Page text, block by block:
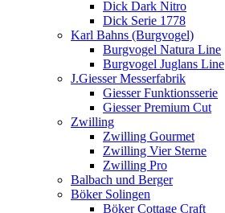
Dick Dark Nitro
Dick Serie 1778
Karl Bahns (Burgvogel)
Burgvogel Natura Line
Burgvogel Juglans Line
J.Giesser Messerfabrik
Giesser Funktionsserie
Giesser Premium Cut
Zwilling
Zwilling Gourmet
Zwilling Vier Sterne
Zwilling Pro
Balbach und Berger
Böker Solingen
Böker Cottage Craft